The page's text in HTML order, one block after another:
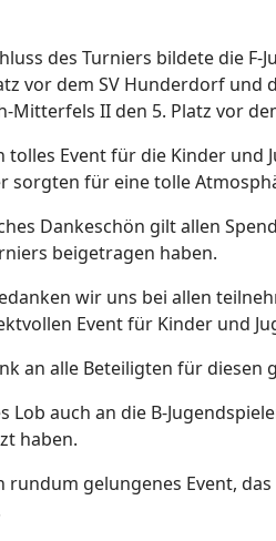
des Turniers bildete die
vor dem SV Hunderdorf und
Mitterfels II den 5. Platz vor
tolles Event für die Kinder
sorgten für eine tolle
Dankeschön gilt allen
beigetragen haben.
wir uns bei allen
Event für Kinder und
an alle Beteiligten für diesen
Lob auch an die B-
haben.
rundum gelungenes Event,